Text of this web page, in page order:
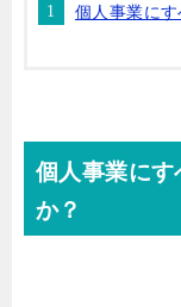
個人事業に
個人事業にす
か？